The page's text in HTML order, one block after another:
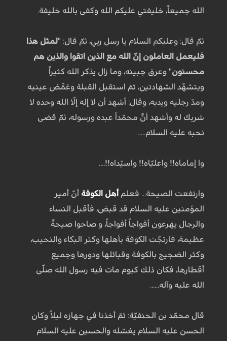
الله جميعاً، خليفتي عليكم الله وكفى بالله خليفة.
ثمّ قال: وعليكم السلام يا رسل ربي، ثمّ قال: "لمثل هذا
فليعمل العاملون إنّ الله مع الذين اتقوا والذين هم
محسنون" وعرق جبينه، وما زال يذكر الله كثيراً
ويتشهّد الشهادتين، ثمّ استقبل القبلة وغمَّض عينيه
ومدّ رجليه ويديه، وقال: أشهد أن لا إله إلّا الله وحده لا
شريك له وأشهد أنَّ محمّداً عبده ورسوله، ثمّ قضى
نحبه عليه السلام.....
وا إماماه!! واعليّاه!! واسيّداه!!....
وارتفعت الصيحة... فعلم أهل الكوفة أنّ أمير
المؤمنين عليه السلام قد قبض، فأقبل النساء
والرجال يهرعون أفواجاً أفواجاً، و صاحوا صيحةً
عظيمة، فارتجّت الكوفة بأهلها وكثر البكاء والنحيب،
وكثر الضجيج بالكوفة وقبائلها ودورها وجميع
أقطارها، فكان ذلك كيوم مات فيه رسول الله صلّى
الله عليه وآله......
قال محمّد بن الحنفيّة: ثمّ أخذنا في جهازه ليلاً وكان
الحسن عليه السلام يغسّله والحسين عليه السلام